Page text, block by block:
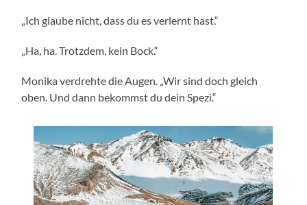
„Ich glaube nicht, dass du es verlernt hast.“
„Ha, ha. Trotzdem, kein Bock.“
Monika verdrehte die Augen. „Wir sind doch gleich
oben. Und dann bekommst du dein Spezi.“